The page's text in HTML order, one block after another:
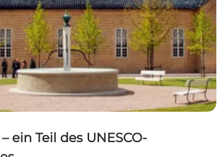
ein Teil des UNESCO-